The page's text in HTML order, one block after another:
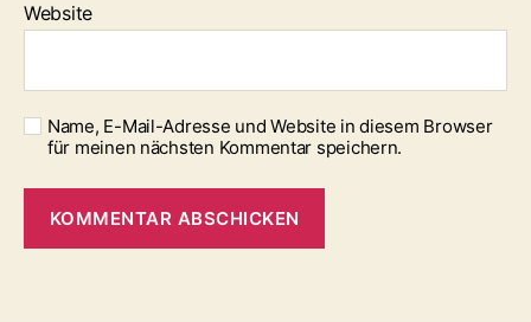
Website
Name, E-Mail-Adresse und Website in diesem Browser
für meinen nächsten Kommentar speichern.